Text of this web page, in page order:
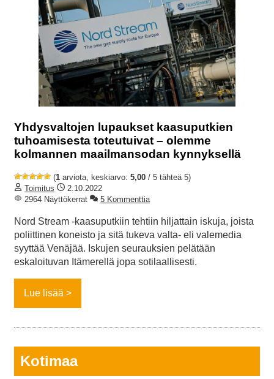
Yhdysvaltojen lupaukset kaasuputkien
tuhoamisesta toteutuivat – olemme
kolmannen maailmansodan kynnyksellä
(1 arviota, keskiarvo: 5,00 / 5 tähteä 5)
Toimitus
2.10.2022
2964 Näyttökerrat
5 Kommenttia
Nord Stream -kaasuputkiin tehtiin hiljattain iskuja, joista
poliittinen koneisto ja sitä tukeva valta- eli valemedia
syyttää Venäjää. Iskujen seurauksien pelätään
eskaloituvan Itämerellä jopa sotilaallisesti.
Lue lisää
Kotimaa